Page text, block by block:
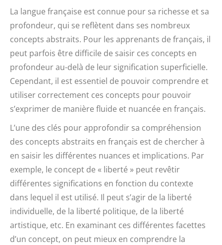
La langue française est connue pour sa richesse et sa
profondeur, qui se reflètent dans ses nombreux
concepts abstraits. Pour les apprenants de français, il
peut parfois être difficile de saisir ces concepts en
profondeur au-delà de leur signification superficielle.
Cependant, il est essentiel de pouvoir comprendre et
utiliser correctement ces concepts pour pouvoir
s’exprimer de manière fluide et nuancée en français.
L’une des clés pour approfondir sa compréhension
des concepts abstraits en français est de chercher à
en saisir les différentes nuances et implications. Par
exemple, le concept de « liberté » peut revêtir
différentes significations en fonction du contexte
dans lequel il est utilisé. Il peut s’agir de la liberté
individuelle, de la liberté politique, de la liberté
artistique, etc. En examinant ces différentes facettes
d’un concept, on peut mieux en comprendre la